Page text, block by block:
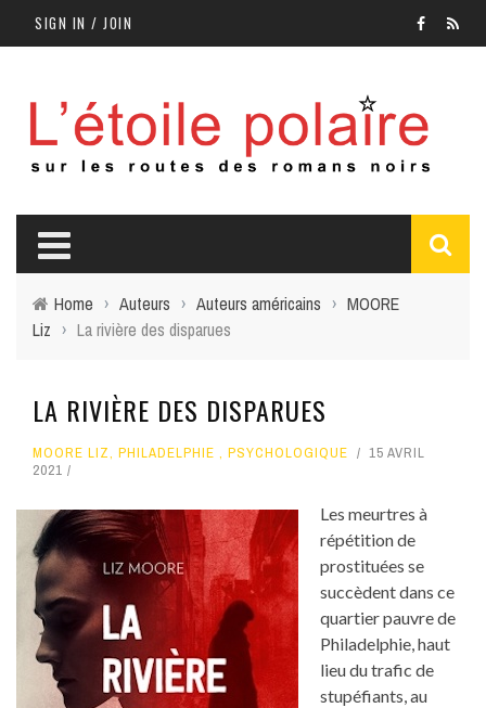
SIGN IN / JOIN
Home › Auteurs › Auteurs américains › MOORE
Liz › La rivière des disparues
LA RIVIÈRE DES DISPARUES
MOORE LIZ, PHILADELPHIE , PSYCHOLOGIQUE
15 AVRIL
2021
Les meurtres à
répétition de
prostituées se
succèdent dans ce
quartier pauvre de
Philadelphie, haut
lieu du trafic de
stupéfiants, au